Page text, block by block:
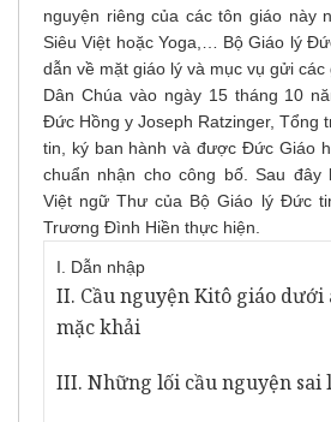
nguyện riêng của các tôn giáo này
Siêu Việt hoặc Yoga,… Bộ Giáo lý
dẫn về mặt giáo lý và mục vụ gửi
Dân Chúa vào ngày 15 tháng 10
Đức Hồng y Joseph Ratzinger, Tổng
tin, ký ban hành và được Đức Giáo
chuẩn nhận cho công bố. Sau đây
Việt ngữ Thư của Bộ Giáo lý Đức
Trương Đình Hiền thực hiện.
I. Dẫn nhập
II. Cầu nguyện Kitô giáo dưới
mặc khải
III. Những lối cầu nguyện sai